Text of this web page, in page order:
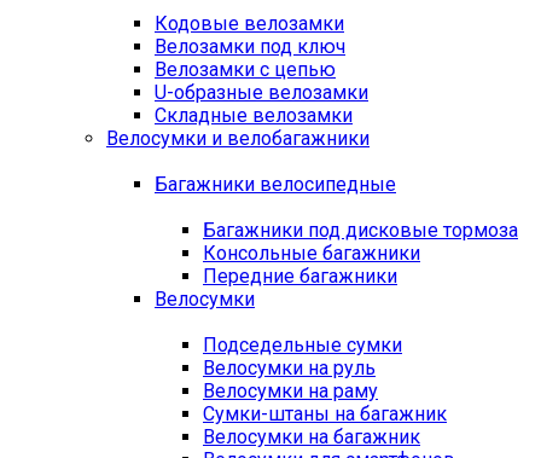
Кодовые велозамки
Велозамки под ключ
Велозамки с цепью
U-образные велозамки
Складные велозамки
Велосумки и велобагажники
Багажники велосипедные
Багажники под дисковые тормоза
Консольные багажники
Передние багажники
Велосумки
Подседельные сумки
Велосумки на руль
Велосумки на раму
Сумки-штаны на багажник
Велосумки на багажник